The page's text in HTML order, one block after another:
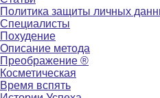
Политика защиты личных
Специалисты
Похудение
Описание метода
Преображение ®
Косметическая
Время вспять